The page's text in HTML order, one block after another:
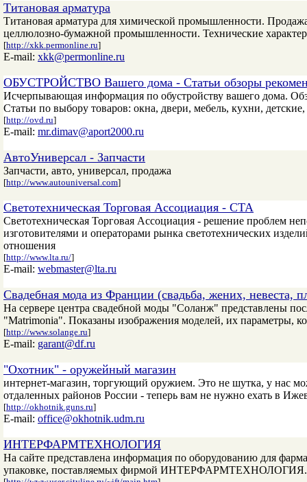
Титановая арматура
Титановая арматура для химической промышленности.
целлюлозно-бумажной промышленности. Технические
[http://xkk.permonline.ru]
E-mail: xkk@permonline.ru
ОБУСТРОЙСТВО Вашего дома - Статьи обзоры
Исчерпывающая информация по обустройству вашего дома.
Статьи по выбору товаров: окна, двери, мебель, кухни,
[http://ovd.ru]
E-mail: mr.dimav@aport2000.ru
АвтоУниверсал - Запчасти
Запчасти, авто, универсал, продажа
[http://www.autouniversal.com]
Светотехническая Торговая Ассоциация - СТА
Светотехническая Торговая Ассоциация - решение проблем
изготовителями и операторами рынка светотехнических
отношения
[http://www.lta.ru/]
E-mail: webmaster@lta.ru
Свадебная мода из Франции (свадьба, жених, невеста,
На сервере центра свадебной моды "Соланж" представлены
"Matrimonia". Показаны изображения моделей, их параметры,
[http://www.solange.ru]
E-mail: garant@df.ru
"Охотник" - оружейный магазин
интернет-магазин, торгующий оружием. Это не шутка, у нас
отдаленных районов России - теперь вам не нужно ехать в
[http://okhotnik.guns.ru]
E-mail: office@okhotnik.udm.ru
ИНТЕРФАРМТЕХНОЛОГИЯ
На сайте представлена информация по оборудованию для
упаковке, поставляемых фирмой ИНТЕРФАРМТЕХНОЛОГИЯ.